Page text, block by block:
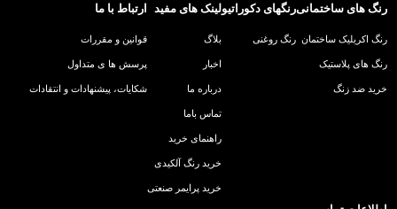
رنگ های ساختمانی
رنگ اکریلیک ساختمان
رنگ های پلاستیک
خرید ضد زنگ
رنگهای دکوراتیو
رنگ روغنی
لینک های مفید
بلاگ
اخبار
درباره ما
تماس باما
راهنمای خرید
خرید رنگ آلکیدی
خرید پرایمر صنعتی
ارتباط با ما
قوانین و مقررات
پرسش ها ی متداول
شکایات، پیشنهادات و انتقادات